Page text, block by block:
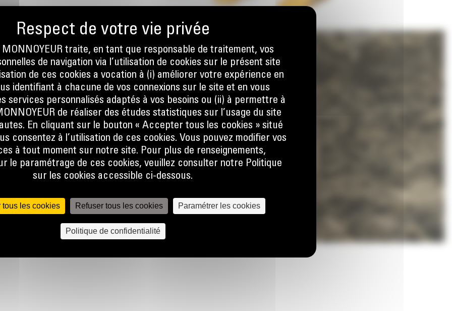
que
la
le flux
talon
ce
MONNOYEUR traite, en tant que responsable de traitement, vos
de navigation via l’utilisation de cookies sur le présent site
de ces cookies a vocation à (i) améliorer votre expérience en
identifiant à chacune de vos connexions sur le site et en vous
services personnalisés adaptés à vos besoins ou (ii) à permettre à
de réaliser des études statistiques sur l’usage du site
En cliquant sur le bouton « Accepter tous les cookies » situé
consentez à l’utilisation de ces cookies. Vous pouvez modifier vos
à tout moment sur notre site. Pour plus de renseignements,
le paramétrage de ces cookies, veuillez consulter notre Politique
sur les cookies accessible ci-dessous.
tous les cookies Refuser tous les cookies Paramétrer les cookies
Politique de confidentialité